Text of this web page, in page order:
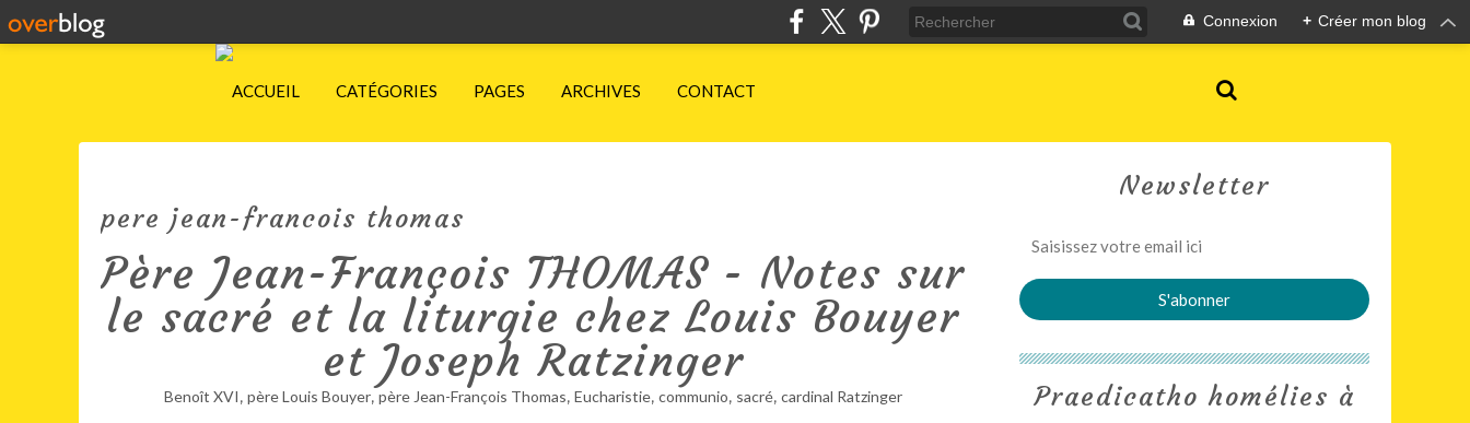
Connexion + Créer mon blog
ACCUEIL CATÉGORIES PAGES ARCHIVES CONTACT
pere jean-francois thomas
Père Jean-François THOMAS - Notes sur
le sacré et la liturgie chez Louis Bouyer
et Joseph Ratzinger
Benoît XVI, père Louis Bouyer, père Jean-François Thomas, Eucharistie, communio, sacré, cardinal Ratzinger
Newsletter
Praedicatho homélies à